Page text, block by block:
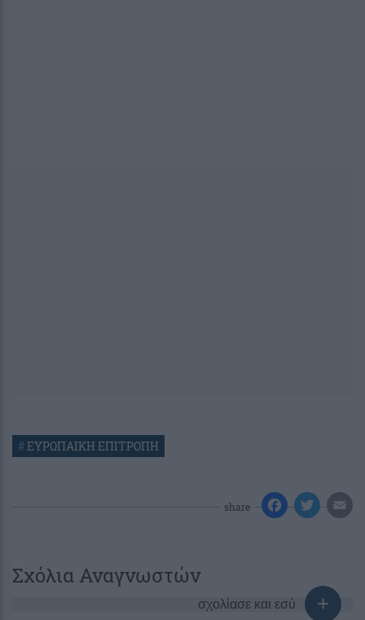
#ΕΥΡΩΠΑΙΚΗ ΕΠΙΤΡΟΠΗ
share
Σχόλια Αναγνωστών
σχολίασε και εσύ